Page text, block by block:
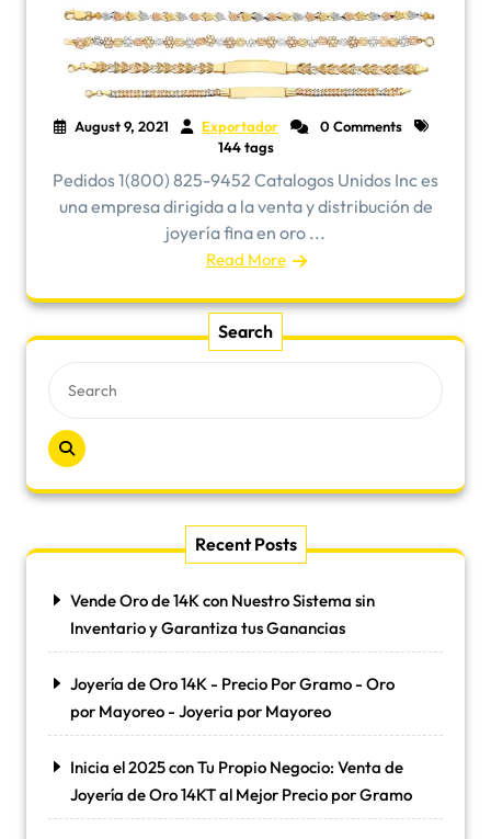
August 9, 2021 Exportador
0 Comments
144 tags
Pedidos 1(800) 825-9452 Catalogos Unidos Inc es
una empresa dirigida a la venta y distribución de
joyería fina en oro ...
Read More
Search
Recent Posts
Vende Oro de 14K con Nuestro Sistema sin
Inventario y Garantiza tus Ganancias
Joyería de Oro 14K - Precio Por Gramo - Oro
por Mayoreo - Joyeria por Mayoreo
Inicia el 2025 con Tu Propio Negocio: Venta de
Joyería de Oro 14KT al Mejor Precio por Gramo